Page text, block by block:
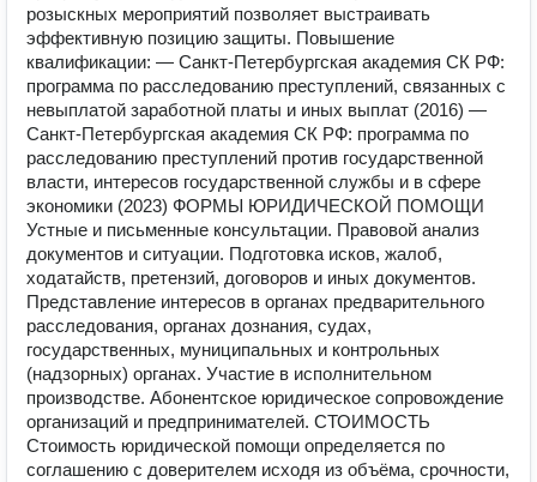
розыскных мероприятий позволяет выстраивать
эффективную позицию защиты. Повышение
квалификации: — Санкт-Петербургская академия СК РФ:
программа по расследованию преступлений, связанных с
невыплатой заработной платы и иных выплат (2016) —
Санкт-Петербургская академия СК РФ: программа по
расследованию преступлений против государственной
власти, интересов государственной службы и в сфере
экономики (2023) ФОРМЫ ЮРИДИЧЕСКОЙ ПОМОЩИ
Устные и письменные консультации. Правовой анализ
документов и ситуации. Подготовка исков, жалоб,
ходатайств, претензий, договоров и иных документов.
Представление интересов в органах предварительного
расследования, органах дознания, судах,
государственных, муниципальных и контрольных
(надзорных) органах. Участие в исполнительном
производстве. Абонентское юридическое сопровождение
организаций и предпринимателей. СТОИМОСТЬ
Стоимость юридической помощи определяется по
соглашению с доверителем исходя из объёма, срочности,